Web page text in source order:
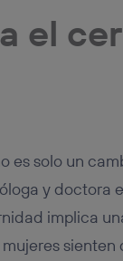
el
es solo un
y doctora
implica
y
su consentimiento.
los
página web o
consulta la